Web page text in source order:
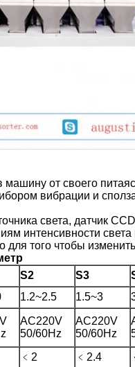
от своего
вибрации и
света, датчик
интенсивности
для того чтобы
S2 S3
1.2~2.5 1.5~3
AC220V
50/60Hz
AC220V
50/60Hz
﹤2 ﹤2.4